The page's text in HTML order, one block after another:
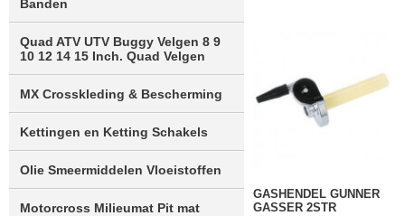
Banden
Quad ATV UTV Buggy Velgen 8 9
10 12 14 15 Inch. Quad Velgen
MX Crosskleding & Bescherming
Kettingen en Ketting Schakels
Olie Smeermiddelen Vloeistoffen
Motorcross Milieumat Pit mat
GASHENDEL GUNNER
GASSER 2STR